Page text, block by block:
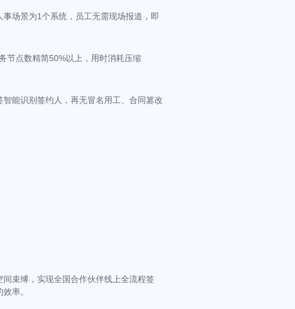
事场景为1个系统，员工无需现场报道，即
节点数精简50%以上，用时消耗压缩
智能识别签约人，再无冒名用工、合同篡改
间束缚，实现全国合作伙伴线上全流程签
率。